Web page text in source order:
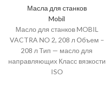
Масла для станков
Mobil
Масло для станков MOBIL
VACTRA NO 2, 208 л Объем –
208 л Тип — масло для
направляющих Класс вязкости
ISO